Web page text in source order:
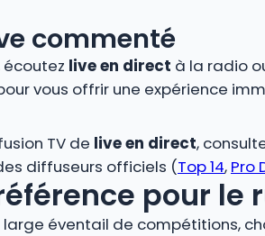
commenté
écoutez live en direct à la radio
vous offrir une expérience
TV de live en direct,
diffuseurs officiels (Top 14, Pro
pour le
éventail de compétitions,